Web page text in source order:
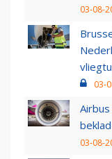
03-08-
03-
03-08-